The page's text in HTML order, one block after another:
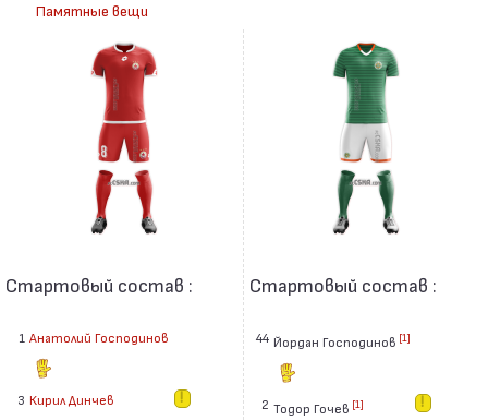
Памятные вещи
Стартовый состав :
1 Анатолий Господинов
3 Кирил Динчев
Стартовый состав :
44 Йордан Господинов [1]
2 Тодор Гочев [1]